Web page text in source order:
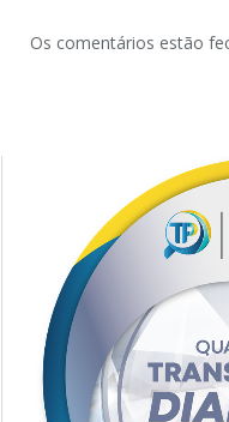
Os comentários estão